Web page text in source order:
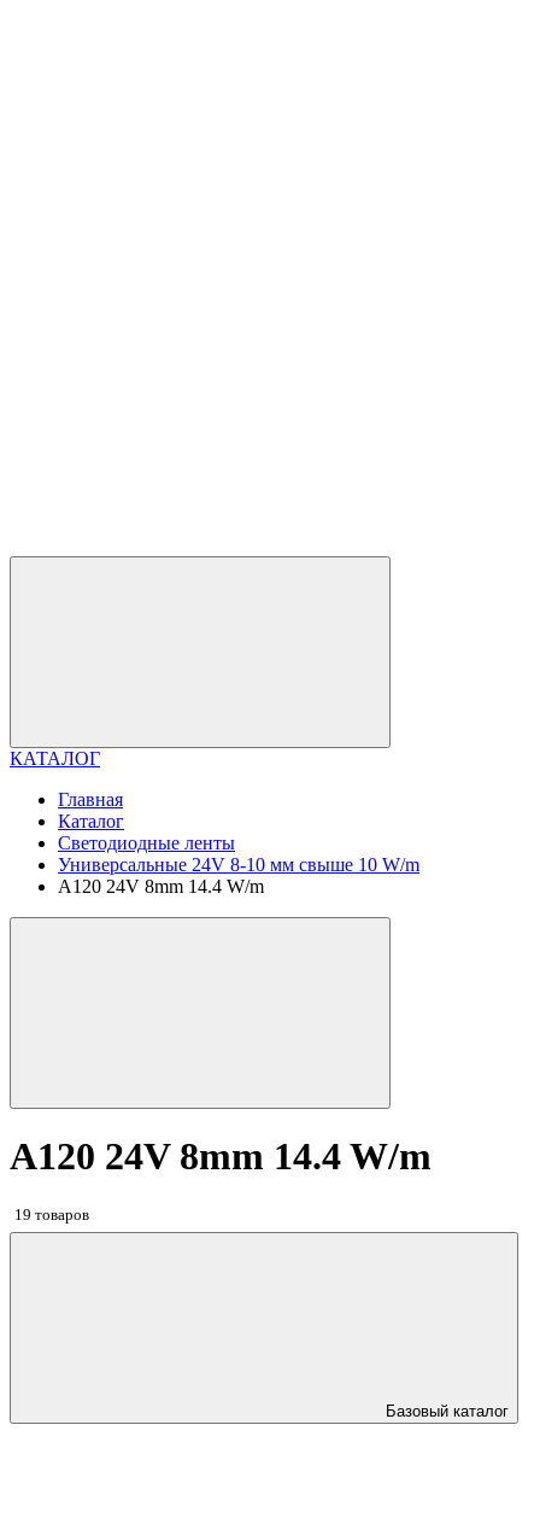
КАТАЛОГ
Главная
Каталог
Светодиодные ленты
Универсальные 24V 8-10 мм свыше 10 W/m
A120 24V 8mm 14.4 W/m
A120 24V 8mm 14.4 W/m
19 товаров
Базовый каталог